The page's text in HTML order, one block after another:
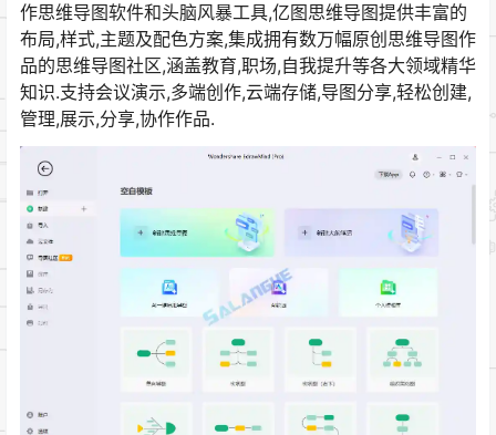
作思维导图软件和头脑风暴工具,亿图思维导图提供丰富的
布局,样式,主题及配色方案,集成拥有数万幅原创思维导图作
品的思维导图社区,涵盖教育,职场,自我提升等各大领域精华
知识.支持会议演示,多端创作,云端存储,导图分享,轻松创建,
管理,展示,分享,协作作品.